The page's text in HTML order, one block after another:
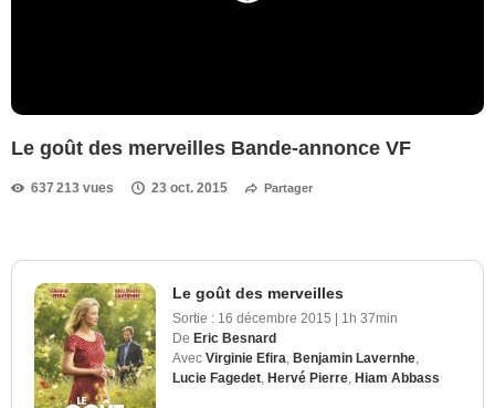
Le goût des merveilles Bande-annonce VF
637 213 vues 23 oct. 2015 Partager
Le goût des merveilles
Sortie : 16 décembre 2015 | 1h 37min
De Eric Besnard
Avec Virginie Efira Benjamin Lavernhe
Lucie Fagedet Hervé Pierre Hiam Abbass